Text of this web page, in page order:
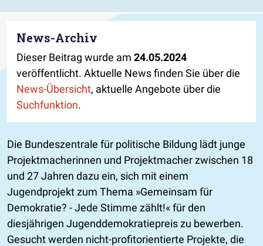
News-Archiv
Dieser Beitrag wurde am 24.05.2024
veröffentlicht. Aktuelle News finden Sie über die
News-Übersicht, aktuelle Angebote über die
Suchfunktion.
Die Bundeszentrale für politische Bildung lädt junge
Projektmacherinnen und Projektmacher zwischen 18
und 27 Jahren dazu ein, sich mit einem
Jugendprojekt zum Thema »Gemeinsam für
Demokratie? - Jede Stimme zählt!« für den
diesjährigen Jugenddemokratiepreis zu bewerben.
Gesucht werden nicht-profitorientierte Projekte, die